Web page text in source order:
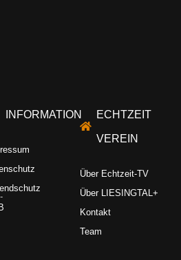
INFORMATION ECHTZEIT
VEREIN
Über Echtzeit-TV
Über LIESINGTAL+
Kontakt
Team